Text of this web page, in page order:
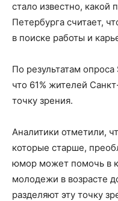
стало известно, какой
Петербурга считает,
в поиске работы и
По результатам
что 61% жителей
точку зрения.
Аналитики отметили,
которые старше,
юмор может помочь в
молодежи в возрасте
разделяют эту точку